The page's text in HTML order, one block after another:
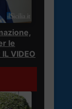
le
VIDEO